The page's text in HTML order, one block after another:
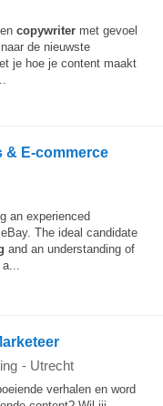
copywriter met gevoel
de nieuwste
je hoe je content maakt
E‑commerce
an experienced
The ideal candidate
and an understanding of
a...
- Utrecht
verhalen en word